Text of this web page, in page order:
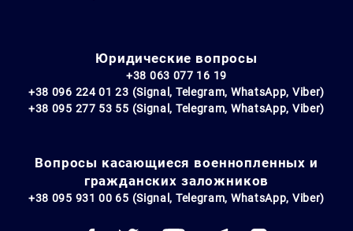
Юридические вопросы
+38 063 077 16 19
+38 096 224 01 23 (Signal, Telegram, WhatsApp, Viber)
+38 095 277 53 55 (Signal, Telegram, WhatsApp, Viber)
Вопросы касающиеся военнопленных и
гражданских заложников
+38 095 931 00 65 (Signal, Telegram, WhatsApp, Viber)